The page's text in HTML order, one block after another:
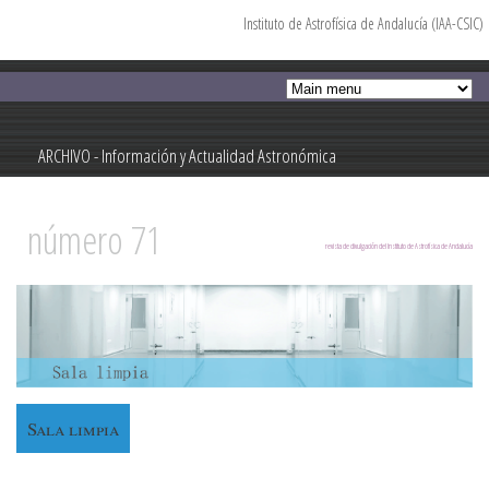
contenido
ARCHIVO - Información y Actualidad Astronómica
Información y Actualidad Astronómica
Instituto de Astrofísica de Andalucía (IAA-CSIC)
revista de divulgación del Instituto de Astrofísica de Andalucía
número 71
Sala limpia